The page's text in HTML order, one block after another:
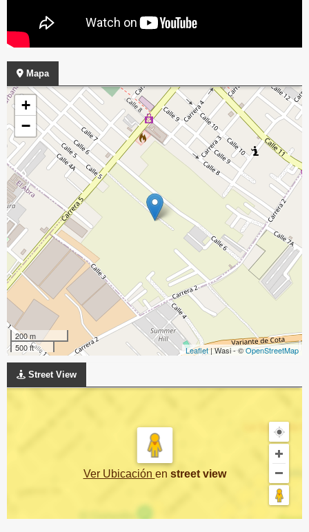
Mapa
+
−
200 m
500 ft
Leaflet| Wasi - ©OpenStreetMap
Street View
Ver Ubicación en street view